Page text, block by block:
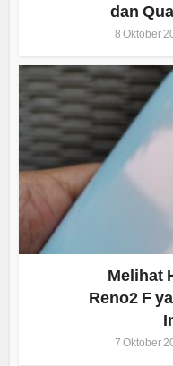
dan
8 Oktober
Melihat
Reno2 F
7 Oktober